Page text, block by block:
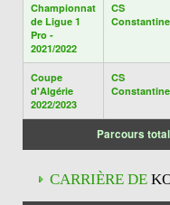
Championnat
de Ligue 1
Pro -
2021/2022
CS
Constantine
Coupe
d'Algérie
2022/2023
CS
Constantine
Parcours total
CARRIÈRE DE